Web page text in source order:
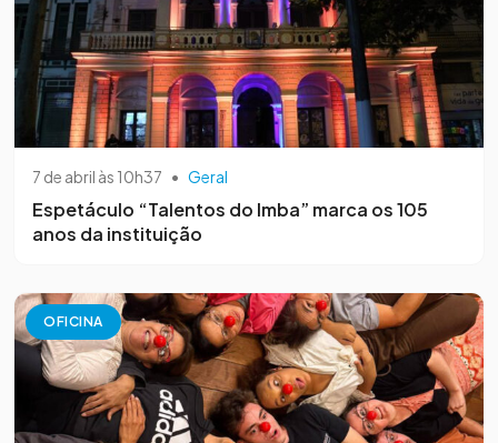
7 de abril às 10h37 • Geral
Espetáculo “Talentos do Imba” marca os 105
anos da instituição
OFICINA